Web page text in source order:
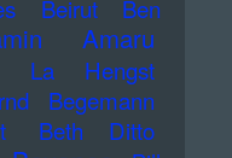
Beirut
Ben
Amaru
La Hengst
Begemann
Beth Ditto